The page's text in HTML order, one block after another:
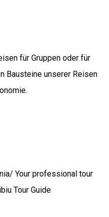
für Gruppen oder für
Bausteine unserer Reisen
Your professional tour
Tour Guide